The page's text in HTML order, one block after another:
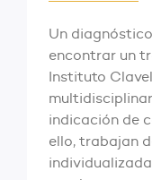
Un
encontrar un
Instituto
indicación de
ello, trabajan